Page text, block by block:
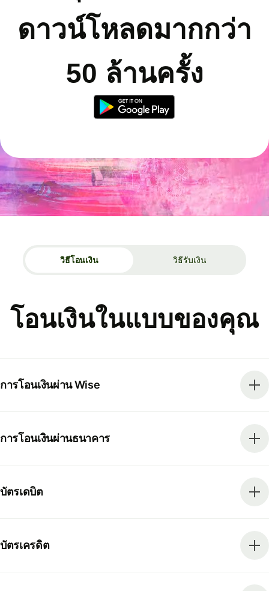
ดาวน์โหลดมากกว่า
50 ล้านครั้ง
วิธีโอนเงิน วิธีรับเงิน
โอนเงินในแบบของคุณ
การโอนเงินผ่าน Wise
การโอนเงินผ่านธนาคาร
บัตรเดบิต
บัตรเครดิต